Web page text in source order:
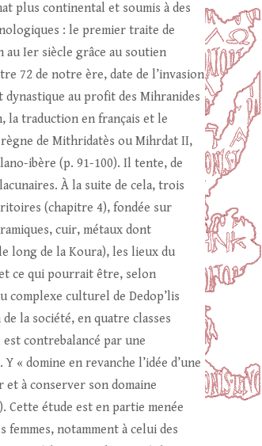
plus continental et soumis à des
: le premier traite de
Ier siècle grâce au soutien
72 de notre ère, date de l’invasion
dynastique au profit des Mihranides
la traduction en français et le
de Mithridatès ou Mihrdat II,
ibère (p. 91-100). Il tente, de
À la suite de cela, trois
(chapitre 4), fondée sur
cuir, métaux dont
long de la Koura), les lieux du
ce qui pourrait être, selon
complexe culturel de Dedop’lis
la société, en quatre classes
contrebalancé par une
« domine en revanche l’idée d’une
à conserver son domaine
Cette étude est en partie menée
femmes, notamment à celui des